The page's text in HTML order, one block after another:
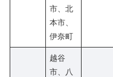
市、北
本市、
伊奈町
越谷
市、八